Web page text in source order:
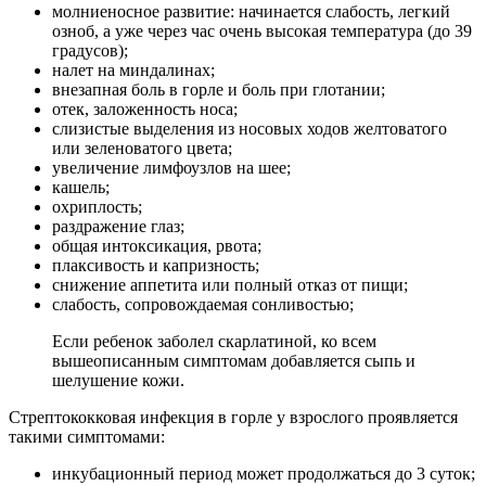
молниеносное развитие: начинается слабость, легкий
озноб, а уже через час очень высокая температура (до 39
градусов);
налет на миндалинах;
внезапная боль в горле и боль при глотании;
отек, заложенность носа;
слизистые выделения из носовых ходов желтоватого
или зеленоватого цвета;
увеличение лимфоузлов на шее;
кашель;
охриплость;
раздражение глаз;
общая интоксикация, рвота;
плаксивость и капризность;
снижение аппетита или полный отказ от пищи;
слабость, сопровождаемая сонливостью;
Если ребенок заболел скарлатиной, ко всем
вышеописанным симптомам добавляется сыпь и
шелушение кожи.
Стрептококковая инфекция в горле у взрослого проявляется
такими симптомами:
инкубационный период может продолжаться до 3 суток;